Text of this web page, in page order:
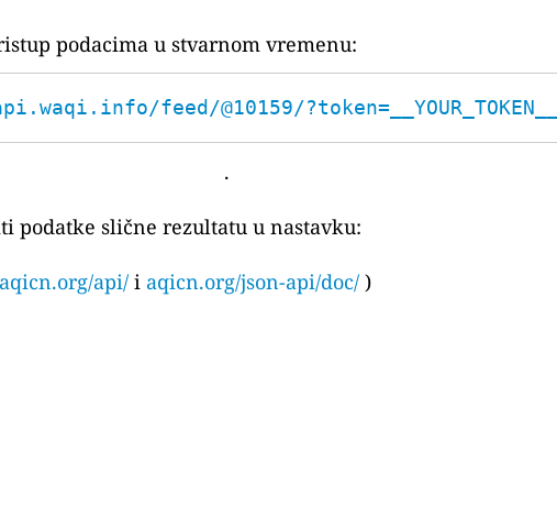
podacima u stvarnom vremenu:
feed/@10159/?token=__YOUR_TOKEN__
.
podatke slične rezultatu u nastavku:
aqicn.org/api/ i aqicn.org/json-api/doc/ )